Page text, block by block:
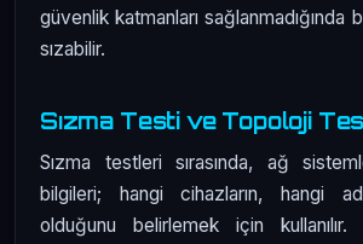
güvenlik katmanları sağlanmadığında
sızabilir.
Sızma Testi ve Topoloji
Sızma testleri sırasında, ağ
bilgileri; hangi cihazların, hangi
olduğunu belirlemek için kullanılır.